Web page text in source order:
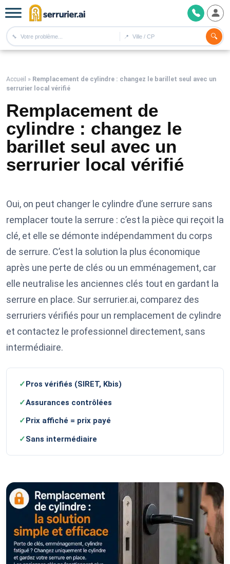
🔧 📍 🔍
Accueil » Remplacement de cylindre : changez le barillet seul avec un
serrurier local vérifié
Remplacement de
cylindre : changez le
barillet seul avec un
serrurier local vérifié
Oui, on peut changer le cylindre d’une serrure sans
remplacer toute la serrure : c’est la pièce qui reçoit la
clé, et elle se démonte indépendamment du corps
de serrure. C’est la solution la plus économique
après une perte de clés ou un emménagement, car
elle neutralise les anciennes clés tout en gardant la
serrure en place. Sur serrurier.ai, comparez des
serruriers vérifiés pour un remplacement de cylindre
et contactez le professionnel directement, sans
intermédiaire.
✓Pros vérifiés (SIRET, Kbis)
✓Assurances contrôlées
✓Prix affiché = prix payé
✓Sans intermédiaire